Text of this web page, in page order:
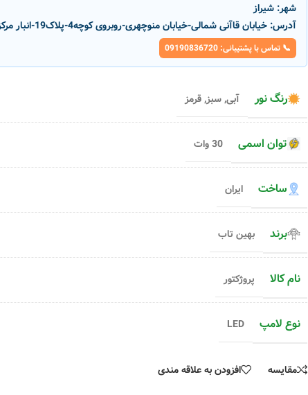
کد محصول :616
شهر:شیراز
آدرس:خیابان قاآنی شمالی-خیابان منوچهری-روبروی کوچه4-پلاک19-انبار مرکزی پارسانور
📞 تماس با پشتیبانی: 09190836720
رنگ نور آبی,سبز,قرمز
توان اسمی 30 وات
ساخت ایران
برند بهین تاب
نام کالا پروژکتور
نوع لامپ LED
مقایسه افزودن به علاقه مندی